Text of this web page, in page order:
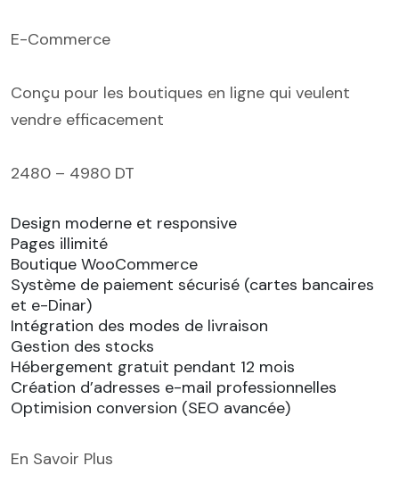
E-Commerce
Conçu pour les boutiques en ligne qui veulent
vendre efficacement
2480 – 4980 DT
Design moderne et responsive
Pages illimité
Boutique WooCommerce
Système de paiement sécurisé (cartes bancaires
et e-Dinar)
Intégration des modes de livraison
Gestion des stocks
Hébergement gratuit pendant 12 mois
Création d’adresses e-mail professionnelles
Optimision conversion (SEO avancée)
En Savoir Plus